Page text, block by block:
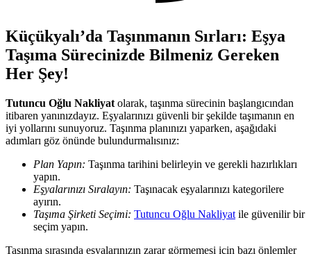
Küçükyalı’da Taşınmanın Sırları: Eşya
Taşıma Sürecinizde Bilmeniz Gereken
Her Şey!
Tutuncu Oğlu Nakliyat olarak, taşınma sürecinin başlangıcından
itibaren yanınızdayız. Eşyalarınızı güvenli bir şekilde taşımanın en
iyi yollarını sunuyoruz. Taşınma planınızı yaparken, aşağıdaki
adımları göz önünde bulundurmalısınız:
Plan Yapın: Taşınma tarihini belirleyin ve gerekli hazırlıkları
yapın.
Eşyalarınızı Sıralayın: Taşınacak eşyalarınızı kategorilere
ayırın.
Taşıma Şirketi Seçimi: Tutuncu Oğlu Nakliyat ile güvenilir bir
seçim yapın.
Taşınma sırasında eşyalarınızın zarar görmemesi için bazı önlemler